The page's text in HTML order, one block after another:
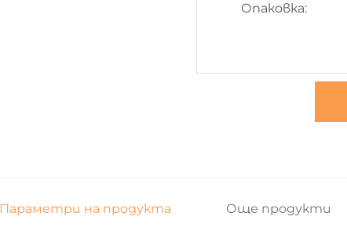
Опаковка:
Параметри на продукта Още продукти